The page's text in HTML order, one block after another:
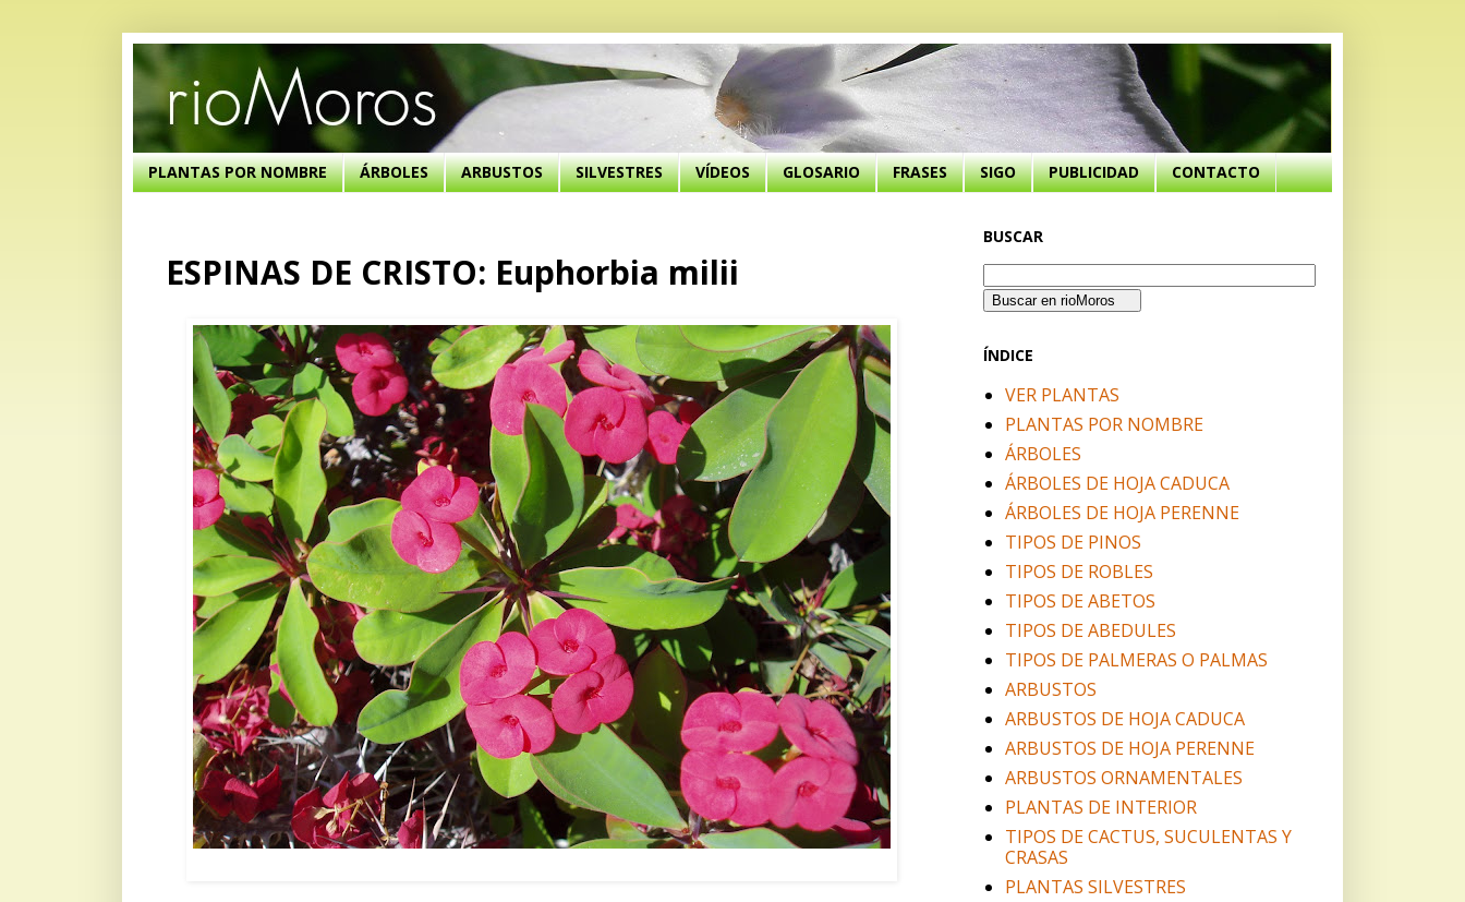
PLANTAS POR NOMBRE ÁRBOLES ARBUSTOS SILVESTRES VÍDEOS GLOSARIO FRASES SIGO PUBLICIDAD CONTACTO
ESPINAS DE CRISTO: Euphorbia milii
BUSCAR
ÍNDICE
VER PLANTAS
PLANTAS POR NOMBRE
ÁRBOLES
ÁRBOLES DE HOJA CADUCA
ÁRBOLES DE HOJA PERENNE
TIPOS DE PINOS
TIPOS DE ROBLES
TIPOS DE ABETOS
TIPOS DE ABEDULES
TIPOS DE PALMERAS O PALMAS
ARBUSTOS
ARBUSTOS DE HOJA CADUCA
ARBUSTOS DE HOJA PERENNE
ARBUSTOS ORNAMENTALES
PLANTAS DE INTERIOR
TIPOS DE CACTUS, SUCULENTAS Y
CRASAS
PLANTAS SILVESTRES